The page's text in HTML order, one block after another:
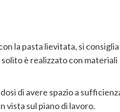
la pasta lievitata, si consiglia
è realizzato con materiali
di avere spazio a
vista sul piano di lavoro.